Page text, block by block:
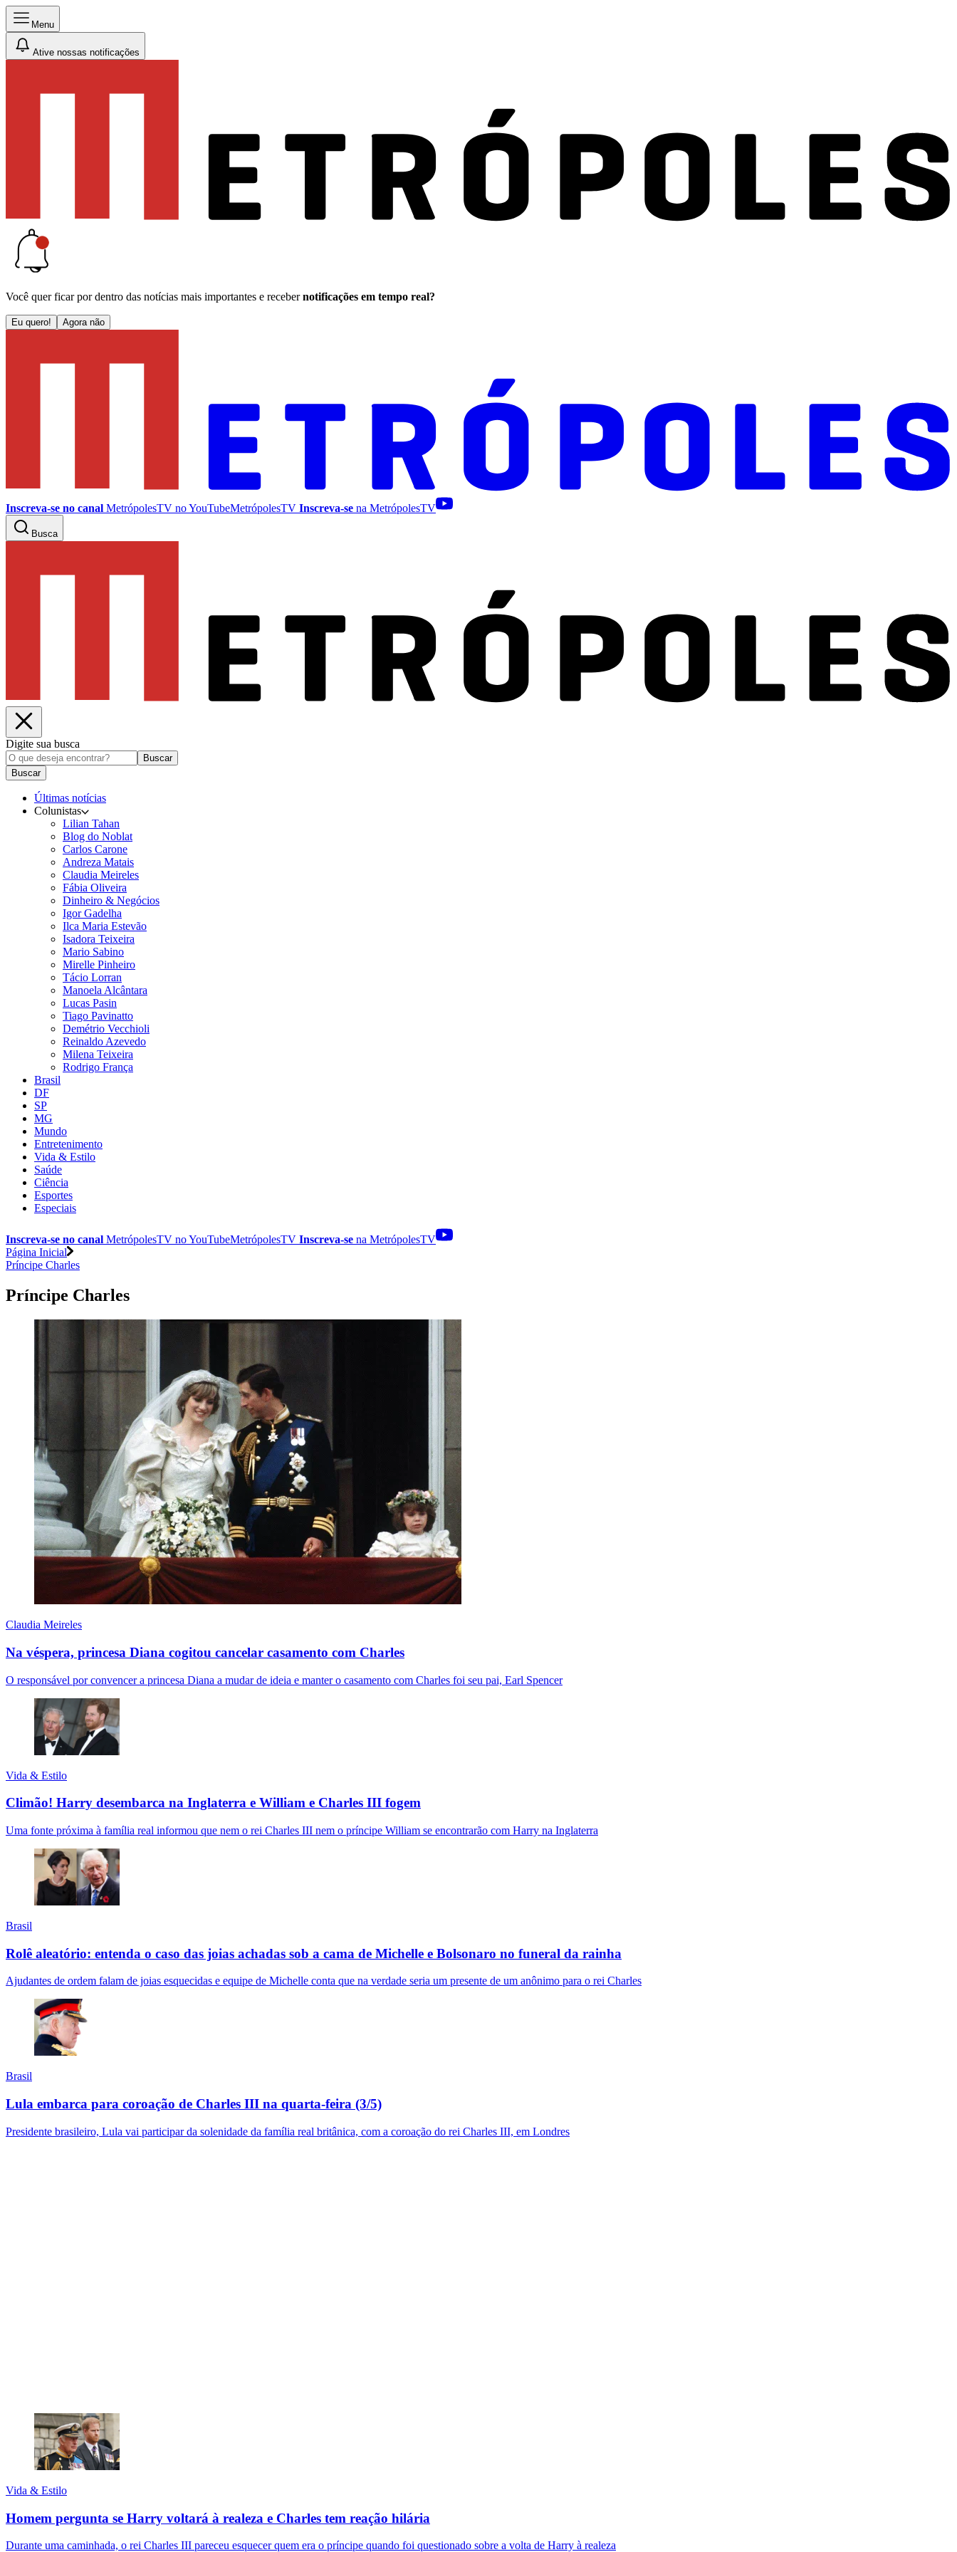
Menu
Ative nossas notificações
Você quer ficar por dentro das notícias mais importantes e receber notificações em tempo real?
Eu quero! Agora não
Inscreva-se no canal MetrópolesTV noYouTubeMetrópolesTV Inscreva-se na MetrópolesTV
Busca
Digite sua busca
Buscar
Buscar
Últimas notícias
Colunistas
Lilian Tahan
Blog do Noblat
Carlos Carone
Andreza Matais
Claudia Meireles
Fábia Oliveira
Dinheiro & Negócios
Igor Gadelha
Ilca Maria Estevão
Isadora Teixeira
Mario Sabino
Mirelle Pinheiro
Tácio Lorran
Manoela Alcântara
Lucas Pasin
Tiago Pavinatto
Demétrio Vecchioli
Reinaldo Azevedo
Milena Teixeira
Rodrigo França
Brasil
DF
SP
MG
Mundo
Entretenimento
Vida & Estilo
Saúde
Ciência
Esportes
Especiais
Inscreva-se no canal MetrópolesTV noYouTubeMetrópolesTV Inscreva-se na MetrópolesTV
Página Inicial
Príncipe Charles
Príncipe Charles
Claudia Meireles
Na véspera, princesa Diana cogitou cancelar casamento com Charles
O responsável por convencer a princesa Diana a mudar de ideia e manter o casamento com Charles foi seu pai, Earl Spencer
Vida & Estilo
Climão! Harry desembarca na Inglaterra e William e Charles III fogem
Uma fonte próxima à família real informou que nem o rei Charles III nem o príncipe William se encontrarão com Harry na Inglaterra
Brasil
Rolê aleatório: entenda o caso das joias achadas sob a cama de Michelle e Bolsonaro no funeral da rainha
Ajudantes de ordem falam de joias esquecidas e equipe de Michelle conta que na verdade seria um presente de um anônimo para o rei Charles
Brasil
Lula embarca para coroação de Charles III na quarta-feira (3/5)
Presidente brasileiro, Lula vai participar da solenidade da família real britânica, com a coroação do rei Charles III, em Londres
Vida & Estilo
Homem pergunta se Harry voltará à realeza e Charles tem reação hilária
Durante uma caminhada, o rei Charles III pareceu esquecer quem era o príncipe quando foi questionado sobre a volta de Harry à realeza